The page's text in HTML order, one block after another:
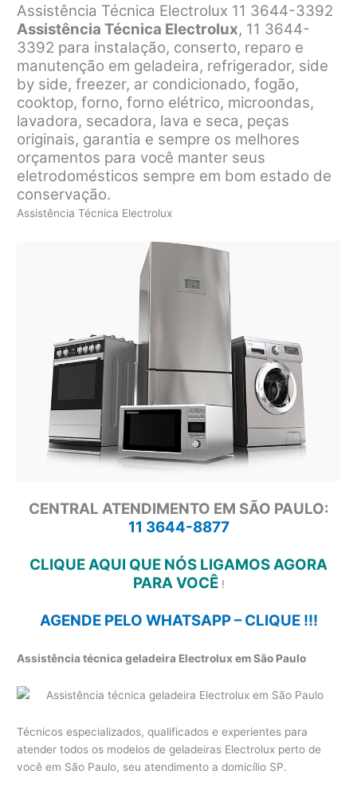
Assistência Técnica Electrolux 11 3644-3392
Assistência Técnica Electrolux, 11 3644-
3392 para instalação, conserto, reparo e
manutenção em geladeira, refrigerador, side
by side, freezer, ar condicionado, fogão,
cooktop, forno, forno elétrico, microondas,
lavadora, secadora, lava e seca, peças
originais, garantia e sempre os melhores
orçamentos para você manter seus
eletrodomésticos sempre em bom estado de
conservação.
Assistência Técnica Electrolux
CENTRAL ATENDIMENTO EM SÃO PAULO:
11 3644-8877
CLIQUE AQUI QUE NÓS LIGAMOS AGORA
PARA VOCÊ!
AGENDE PELO WHATSAPP – CLIQUE !!!
Assistência técnica geladeira Electrolux em São Paulo
Técnicos especializados, qualificados e experientes para
atender todos os modelos de geladeiras Electrolux perto de
você em São Paulo, seu atendimento a domicílio SP.